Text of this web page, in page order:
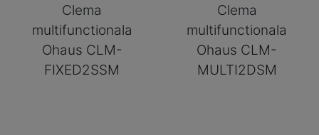
Clema
multifunctionala
Ohaus CLM-
FIXED2SSM
Clema
multifunctionala
Ohaus CLM-
MULTI2DSM